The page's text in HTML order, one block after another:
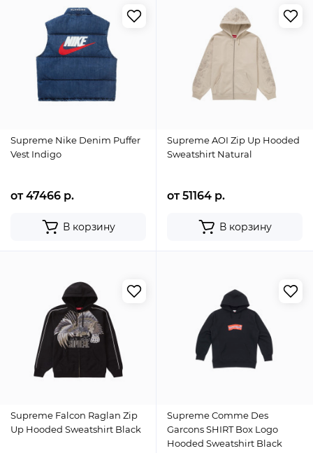
Supreme Nike Denim Puffer
Vest Indigo
от 47466 р.
В корзину
Supreme AOI Zip Up Hooded
Sweatshirt Natural
от 51164 р.
В корзину
Supreme Falcon Raglan Zip
Up Hooded Sweatshirt Black
Supreme Comme Des
Garcons SHIRT Box Logo
Hooded Sweatshirt Black